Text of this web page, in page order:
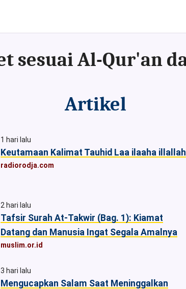
Artikel
1 hari lalu
Keutamaan Kalimat Tauhid Laa ilaaha illallah
radiorodja.com
2 hari lalu
Tafsir Surah At-Takwir (Bag. 1): Kiamat
Datang dan Manusia Ingat Segala Amalnya
muslim.or.id
3 hari lalu
Mengucapkan Salam Saat Meninggalkan